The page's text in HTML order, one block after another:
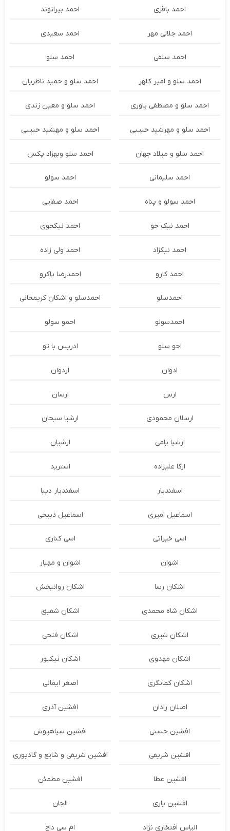
احمد باقری احمد بیرانوند
احمد جلالی مهر احمد سعیدی
احمد سلفی احمد سلو
احمد سلو و امیر کلهر احمد سلو و حمید ناظریان
احمد سلو و مصطفی یاوری احمد سلو و معین زندی
احمد سلو و مهرشید حبیبی احمد سلو و مهشید حبیبی
احمد سلو و میلاد جهان احمد سلو وبهزاد پکس
احمد سلیمانی احمد سولو
احمد سولو و پناه احمد صفایی
احمد نیک خو احمد نیکخوی
احمد نیکزاد احمد ولی زاده
احمد کارو احمدرضا پاکرو
احمدسلو احمدسلو و اشکان کریمخانی
احمدسولو احمو سولو
احو سلو ادریس با تو
ادوان اردوان
ارس ارسان
ارسلان محمودی ارشیا سبحان
ارشیا یامی ارشیان
ارکا علیزاده استرید
اسفندیار اسفندیار دیبا
اسماعیل امیری اسماعیل ذبیحی
اسی خیراتی اسی کناری
اشوان اشوان و مهیار
اشکان رسا اشکان روانبخش
اشکان شاه محمدی اشکان شفیق
اشکان شیری اشکان فتحی
اشکان مهدوی اشکان نیکپور
اشکان‌ کمانگری اصغر ایمانی
اصلان رادان افشین آذری
افشین حسنی افشین سیاهپوش
افشین شریفی افشین شریفی و شایع و گادپوری
افشین عطا افشین مطمئن
افشین یاری الجان
الیاس افتخاری نژاد ام سی داج